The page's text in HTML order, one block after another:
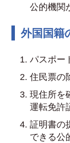
公的機関
外国国籍
パスポー
住民票の
現住所を
運転免許
証明書の
できる公